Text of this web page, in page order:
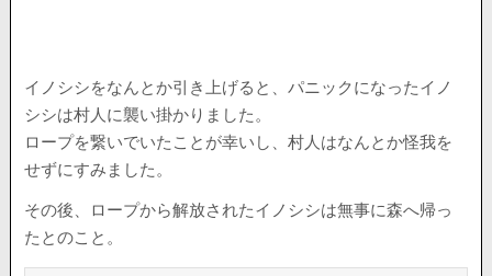
イノシシをなんとか引き上げると、パニックになったイノ
シシは村人に襲い掛かりました。
ロープを繋いでいたことが幸いし、村人はなんとか怪我を
せずにすみました。
その後、ロープから解放されたイノシシは無事に森へ帰っ
たとのこと。